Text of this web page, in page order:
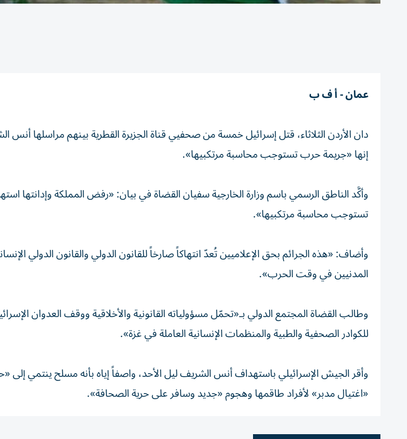
عمان - أ ف ب
دان الأردن الثلاثاء، قتل إسرائيل خمسة من صحفيي قناة الجزيرة القطرية بينهم مراسلها
إنها «جريمة حرب تستوجب محاسبة مرتكبيها».
وأكَّد الناطق الرسمي باسم وزارة الخارجية سفيان القضاة في بيان: «رفض المملكة وإدانتها
تستوجب محاسبة مرتكبيها».
وأضاف: «هذه الجرائم بحق الإعلاميين تُعدّ انتهاكاً صارخاً للقانون الدولي والقانون الدولي
المدنيين في وقت الحرب».
وطالب القضاة المجتمع الدولي بـ«تحمّل مسؤولياته القانونية والأخلاقية ووقف العدوان
للكوادر الصحفية والطبية والمنظمات الإنسانية العاملة في غزة».
وأقر الجيش الإسرائيلي باستهداف أنس الشريف ليل الأحد، واصفاً إياه بأنه مسلح ينتمي إلى
«اغتيال مدبر» لأفراد طاقمها وهجوم «جديد وسافر على حرية الصحافة».